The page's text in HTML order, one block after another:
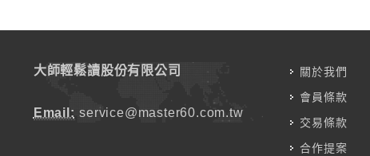
大師輕鬆讀股份有限公司
Email: service@master60.com.tw
關於我們
會員條款
交易條款
合作提案